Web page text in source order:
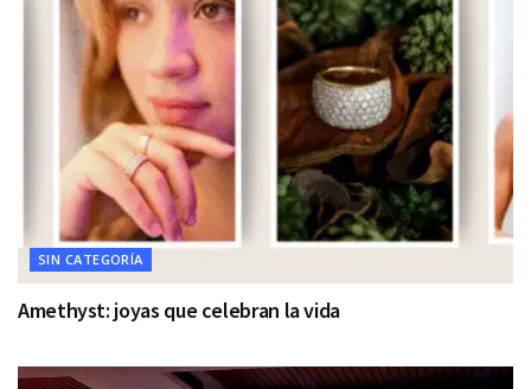
SIN CATEGORÍA
Amethyst: joyas que celebran la vida